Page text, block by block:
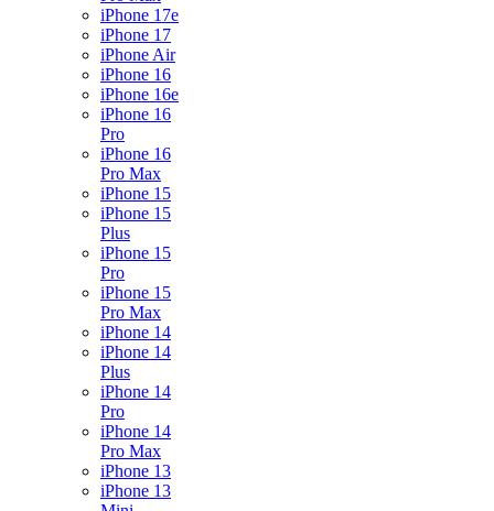
iPhone 17e
iPhone 17
iPhone Air
iPhone 16
iPhone 16e
iPhone 16
Pro
iPhone 16
Pro Max
iPhone 15
iPhone 15
Plus
iPhone 15
Pro
iPhone 15
Pro Max
iPhone 14
iPhone 14
Plus
iPhone 14
Pro
iPhone 14
Pro Max
iPhone 13
iPhone 13